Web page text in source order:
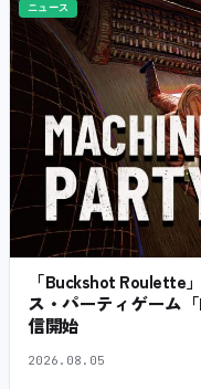
ニュース
「Buckshot Roulette
ス・パーティゲーム
信開始
2026.08.05